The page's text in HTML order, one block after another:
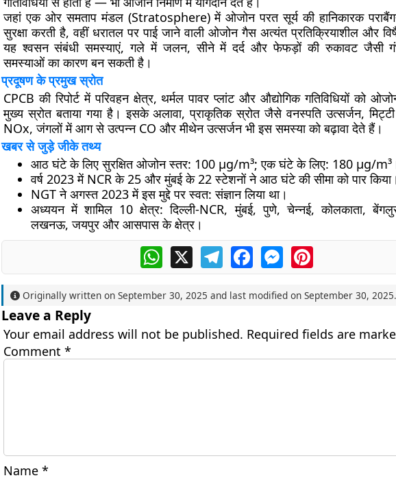
जहां एक ओर समताप मंडल (Stratosphere) में ओजोन परत सूर्य की हानिकारक
सुरक्षा करती है, वहीं धरातल पर पाई जाने वाली ओजोन गैस अत्यंत प्रतिक्रियाशील और
यह श्वसन संबंधी समस्याएं, गले में जलन, सीने में दर्द और फेफड़ों की रुकावट जैसी
समस्याओं का कारण बन सकती है।
प्रदूषण के प्रमुख स्रोत
CPCB की रिपोर्ट में परिवहन क्षेत्र, थर्मल पावर प्लांट और औद्योगिक गतिविधियों को
मुख्य स्रोत बताया गया है। इसके अलावा, प्राकृतिक स्रोत जैसे वनस्पति उत्सर्जन,
NOx, जंगलों में आग से उत्पन्न CO और मीथेन उत्सर्जन भी इस समस्या को बढ़ावा देते हैं।
खबर से जुड़े जीके तथ्य
आठ घंटे के लिए सुरक्षित ओजोन स्तर: 100 µg/m³; एक घंटे के लिए: 180 µg/
वर्ष 2023 में NCR के 25 और मुंबई के 22 स्टेशनों ने आठ घंटे की सीमा को पार किया।
NGT ने अगस्त 2023 में इस मुद्दे पर स्वत: संज्ञान लिया था।
अध्ययन में शामिल 10 क्षेत्र: दिल्ली-NCR, मुंबई, पुणे, चेन्नई, कोलकाता,
लखनऊ, जयपुर और आसपास के क्षेत्र।
WhatsApp
X TelegramFacebookMessengerPinterest
Originally written on September 30, 2025 and last modified on September 30, 2025.
Leave a Reply
Your email address will not be published. Required fields are
Comment *
Name *